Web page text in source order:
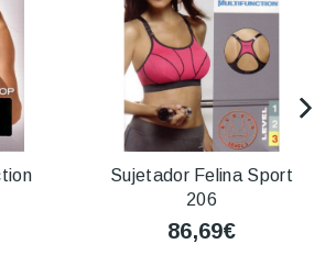
Sujetador Felina Sport
206
86,69€